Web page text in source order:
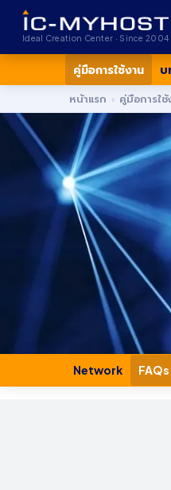
Ideal Creation Center · Since 2004
คู่มือการใช้งาน บ
หน้าแรก › คู่มือการใช้
Network FAQs